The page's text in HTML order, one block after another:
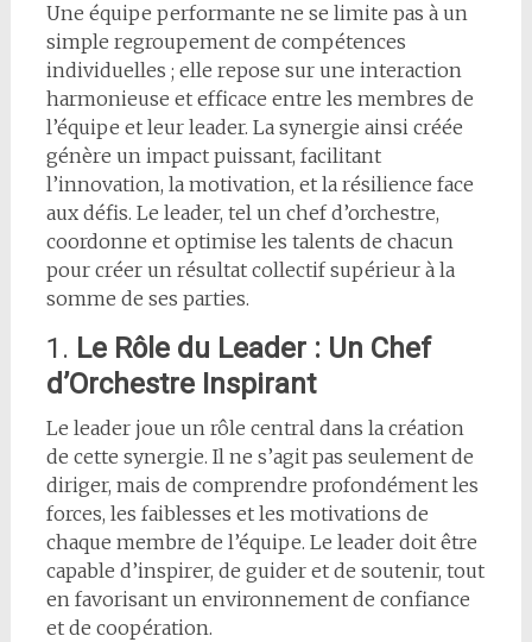
Une équipe performante ne se limite pas à un
simple regroupement de compétences
individuelles ; elle repose sur une interaction
harmonieuse et efficace entre les membres de
l’équipe et leur leader. La synergie ainsi créée
génère un impact puissant, facilitant
l’innovation, la motivation, et la résilience face
aux défis. Le leader, tel un chef d’orchestre,
coordonne et optimise les talents de chacun
pour créer un résultat collectif supérieur à la
somme de ses parties.
1. Le Rôle du Leader : Un Chef
d’Orchestre Inspirant
Le leader joue un rôle central dans la création
de cette synergie. Il ne s’agit pas seulement de
diriger, mais de comprendre profondément les
forces, les faiblesses et les motivations de
chaque membre de l’équipe. Le leader doit être
capable d’inspirer, de guider et de soutenir, tout
en favorisant un environnement de confiance
et de coopération.